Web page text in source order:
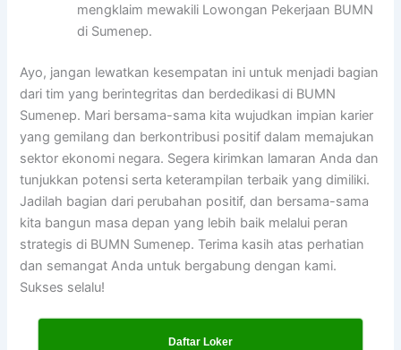
mengklaim mewakili Lowongan Pekerjaan BUMN
di Sumenep.
Ayo, jangan lewatkan kesempatan ini untuk menjadi bagian
dari tim yang berintegritas dan berdedikasi di BUMN
Sumenep. Mari bersama-sama kita wujudkan impian karier
yang gemilang dan berkontribusi positif dalam memajukan
sektor ekonomi negara. Segera kirimkan lamaran Anda dan
tunjukkan potensi serta keterampilan terbaik yang dimiliki.
Jadilah bagian dari perubahan positif, dan bersama-sama
kita bangun masa depan yang lebih baik melalui peran
strategis di BUMN Sumenep. Terima kasih atas perhatian
dan semangat Anda untuk bergabung dengan kami.
Sukses selalu!
Daftar Loker